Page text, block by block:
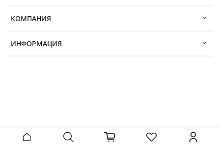
КОМПАНИЯ
ИНФОРМАЦИЯ